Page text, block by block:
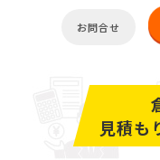
お問合せ
見積も